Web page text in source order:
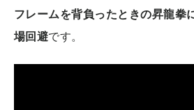
フレームを背負ったときの昇龍拳
場回避です。